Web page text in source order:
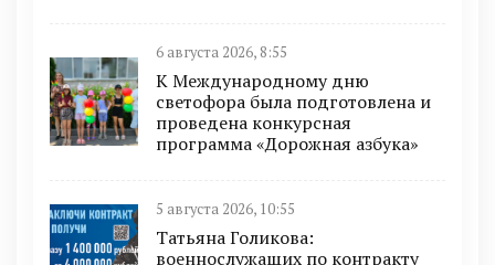
6 августа 2026, 8:55
К Международному дню
светофора была подготовлена и
проведена конкурсная
программа «Дорожная азбука»
5 августа 2026, 10:55
Татьяна Голикова:
военнослужащих по контракту